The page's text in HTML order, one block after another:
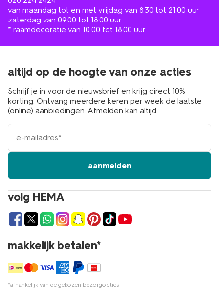
van maandag tot en met vrijdag van 8.30 tot 21.00 uur
zaterdag van 09.00 tot 18.00 uur
* raamdecoratie van 10.00 tot 18.00 uur
volg HEMA
makkelijk betalen*
*afhankelijk van de gekozen bezorgopties
altijd op de hoogte van onze acties
Schrijf je in voor de nieuwsbrief en krijg direct 10%
korting. Ontvang meerdere keren per week de laatste
(online) aanbiedingen. Afmelden kan altijd.
e-
mailadres
aanmelden